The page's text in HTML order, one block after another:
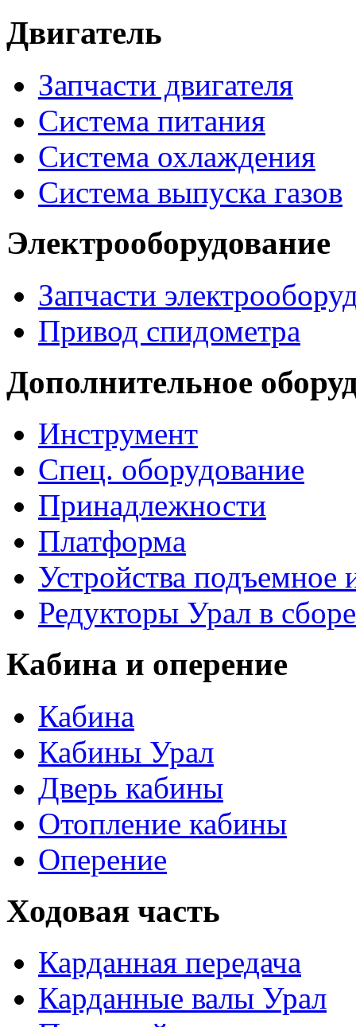
Двигатель
Запчасти двигателя
Система питания
Система охлаждения
Система выпуска газов
Электрооборудование
Запчасти
Привод спидометра
Дополнительное
Инструмент
Спец. оборудование
Принадлежности
Платформа
Устройства
Редукторы Урал в сборе
Кабина и оперение
Кабина
Кабины Урал
Дверь кабины
Отопление кабины
Оперение
Ходовая часть
Карданная передача
Карданные валы Урал